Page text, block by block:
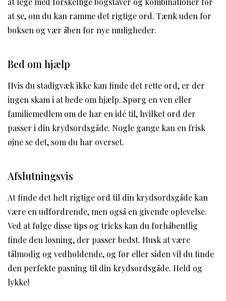
at se, om du kan ramme det rigtige ord. Tænk uden for
boksen og vær åben for nye muligheder.
Bed om hjælp
Hvis du stadigvæk ikke kan finde det rette ord, er der
ingen skam i at bede om hjælp. Spørg en ven eller
familiemedlem om de har en idé til, hvilket ord der
passer i din krydsordsgåde. Nogle gange kan en frisk
øjne se det, som du har overset.
Afslutningsvis
At finde det helt rigtige ord til din krydsordsgåde kan
være en udfordrende, men også en givende oplevelse.
Ved at følge disse tips og tricks kan du forhåbentlig
finde den løsning, der passer bedst. Husk at være
tålmodig og vedholdende, og før eller siden vil du finde
den perfekte pasning til din krydsordsgåde. Held og
lykke!